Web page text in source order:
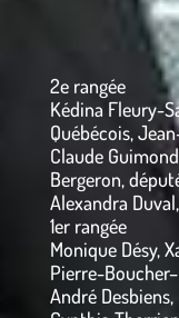
2e rangée
Kédina Fleury-
Québécois,
Claude
Bergeron,
Alexandra
1er rangée
Monique Désy,
Pierre-
André